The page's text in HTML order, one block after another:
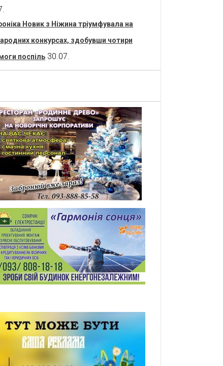
Новик з Ніжина тріумфувала на
конкурсах, здобувши чотири
поспіль 30.07.